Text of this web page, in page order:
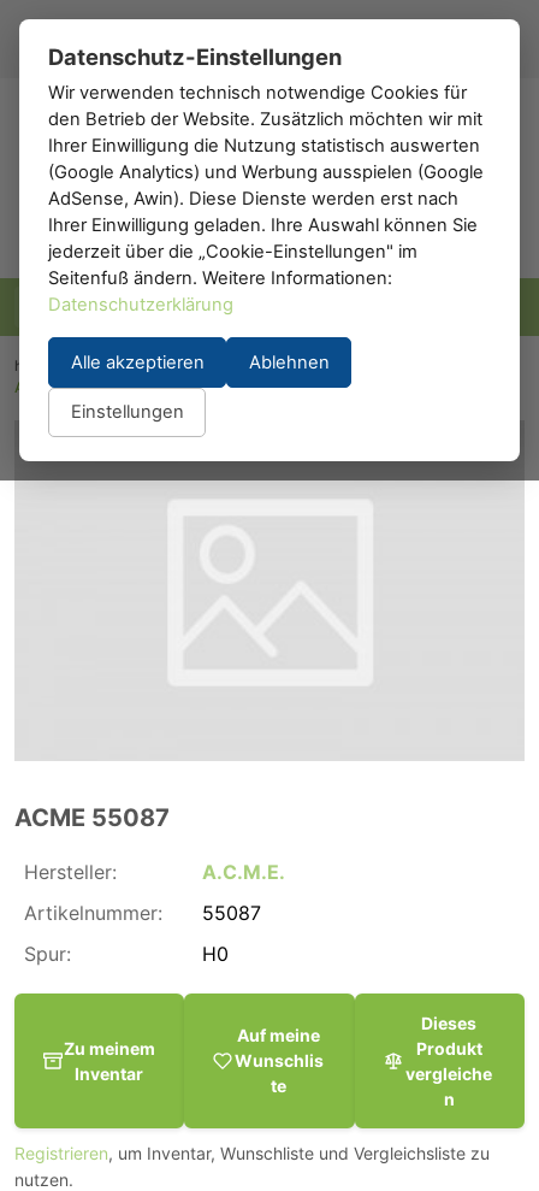
h0 .de
h0.eu Modelleisenbahn / Waggons / Personenwaggons
A.C.M.E. 55087: ACME 55087
ACME 55087
Hersteller:
A.C.M.E.
Artikelnummer:
55087
Spur:
H0
Zu meinem
Inventar
Auf meine
Wunschlis
te
Dieses
Produkt
vergleiche
n
Registrieren, um Inventar, Wunschliste und Vergleichsliste zu
nutzen.
Datenschutz-Einstellungen
Wir verwenden technisch notwendige Cookies für
den Betrieb der Website. Zusätzlich möchten wir mit
Ihrer Einwilligung die Nutzung statistisch auswerten
(Google Analytics) und Werbung ausspielen (Google
AdSense, Awin). Diese Dienste werden erst nach
Ihrer Einwilligung geladen. Ihre Auswahl können Sie
jederzeit über die „Cookie-Einstellungen" im
Seitenfuß ändern. Weitere Informationen:
Datenschutzerklärung
Alle akzeptieren Ablehnen
Einstellungen